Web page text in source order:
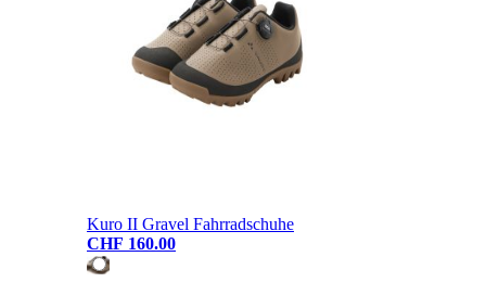
Kuro II Gravel Fahrradschuhe
CHF 160.00